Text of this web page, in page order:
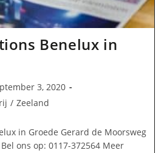
Benelux in
3, 2020
/ Zeeland
in Groede Gerard de Moorsweg
ons op: 0117-372564 Meer